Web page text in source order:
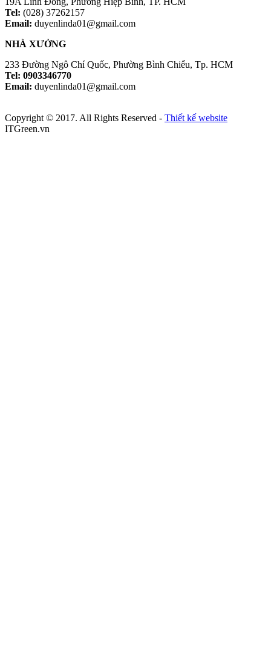
Tel: (028) 37262157
Email: duyenlinda01@gmail.com
NHÀ XƯỞNG
233 Đường Ngô Chí Quốc, Phường Bình Chiểu, Tp. HCM
Tel: 0903346770
Email: duyenlinda01@gmail.com
Copyright © 2017. All Rights Reserved - Thiết kế website
ITGreen.vn